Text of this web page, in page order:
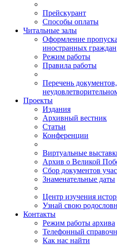
Прейскурант
Способы оплаты
Читальные залы
Оформление
иностранных граждан
Режим работы
Правила работы
Перечень
Проекты
Издания
Архивный вестник
Статьи
Конференции
Виртуальные
Архив о Великой
Сбор документов
Знаменательные даты
Центр изучения
Узнай свою
Контакты
Режим работы архива
Телефонный
Как нас найти